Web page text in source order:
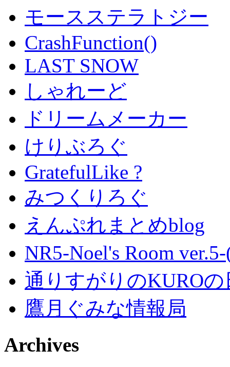
モースステラトジー
CrashFunction()
LAST SNOW
しゃれーど
ドリームメーカー
けりぶろぐ
GratefulLike ?
みつくりろぐ
えんぷれまとめblog
NR5-Noel's Room
通りすがりのKURO
鷹月ぐみな情報局
Archives